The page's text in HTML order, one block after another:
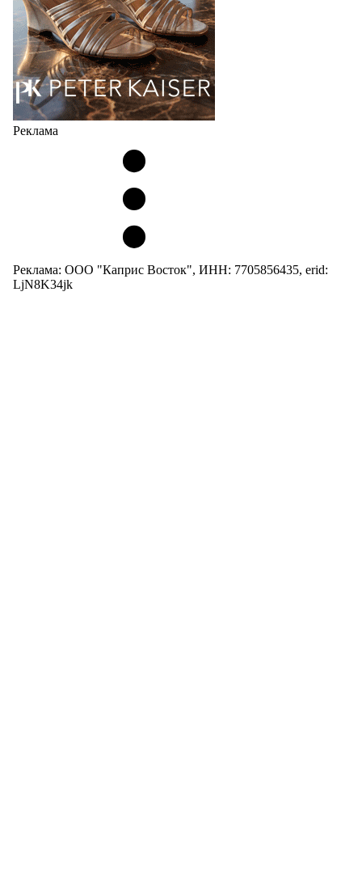
Реклама
Реклама: ООО "Каприс Восток", ИНН: 7705856435, erid:
LjN8K34jk